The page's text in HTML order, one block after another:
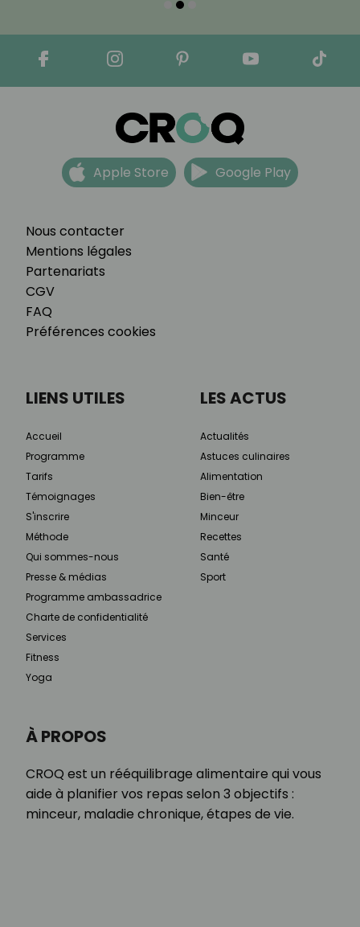
Nous contacter
Mentions légales
Partenariats
CGV
FAQ
Préférences cookies
Apple Store Google Play
À PROPOS
CROQ est un rééquilibrage alimentaire qui vous
aide à planifier vos repas selon 3 objectifs :
minceur, maladie chronique, étapes de vie.
LIENS UTILES
Accueil
Programme
Tarifs
Témoignages
S'inscrire
Méthode
Qui sommes-nous
Presse & médias
Programme ambassadrice
Charte de confidentialité
Services
Fitness
Yoga
LES ACTUS
Actualités
Astuces culinaires
Alimentation
Bien-être
Minceur
Recettes
Santé
Sport